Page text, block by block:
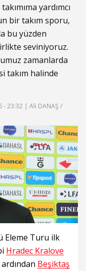
yardımcı
bir takım sporu,
bu yüzden
seviniyoruz.
zamanlarda
takım halinde
- 23:32 | Ali DANAŞ /
Eleme Turu ilk
Hradec Kralove
Beşiktaş